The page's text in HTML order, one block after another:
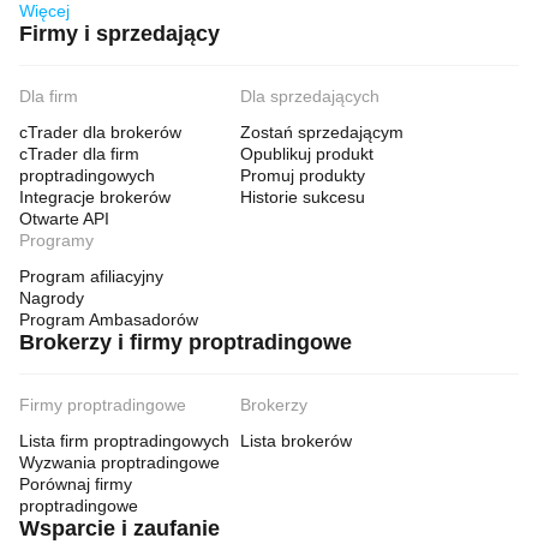
Więcej
Firmy i sprzedający
Dla firm
cTrader dla brokerów
cTrader dla firm
proptradingowych
Integracje brokerów
Otwarte API
Dla sprzedających
Zostań sprzedającym
Opublikuj produkt
Promuj produkty
Historie sukcesu
Programy
Program afiliacyjny
Nagrody
Program Ambasadorów
Brokerzy i firmy proptradingowe
Firmy proptradingowe
Lista firm proptradingowych
Wyzwania proptradingowe
Porównaj firmy
proptradingowe
Brokerzy
Lista brokerów
Wsparcie i zaufanie